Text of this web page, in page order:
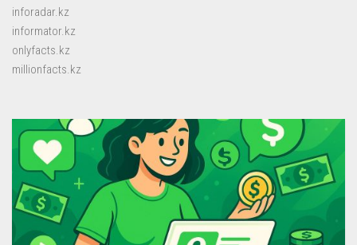
inforadar.kz
informator.kz
onlyfacts.kz
millionfacts.kz